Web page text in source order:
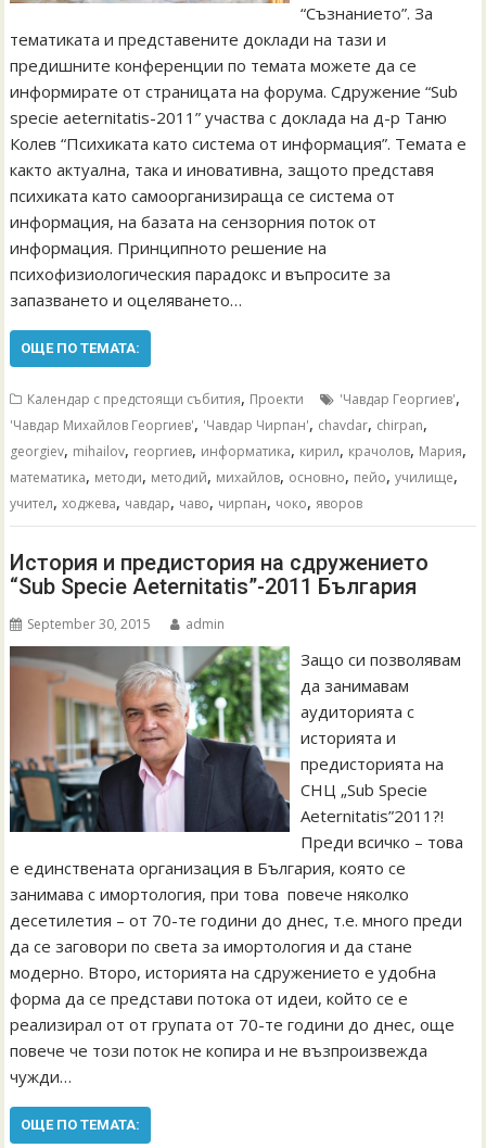
“Съзнанието”. За
тематиката и представените доклади на тази и
предишните конференции по темата можете да се
информирате от страницата на форума. Сдружение “Sub
specie aeternitatis-2011” участва с доклада на д-р Таню
Колев “Психиката като система от информация”. Темата е
както актуална, така и иновативна, защото представя
психиката като самоорганизираща се система от
информация, на базата на сензорния поток от
информация. Принципното решение на
психофизиологическия парадокс и въпросите за
запазването и оцеляването…
ОЩЕ ПО ТЕМАТА:
Календар с предстоящи събития, Проекти 'Чавдар Георгиев',
'Чавдар Михайлов Георгиев', 'Чавдар Чирпан', chavdar, chirpan,
georgiev, mihailov, георгиев, информатика, кирил, крачолов, Мария,
математика, методи, методий, михайлов, основно, пейо,училище,
учител,ходжева, чавдар, чаво, чирпан, чоко, яворов
История и предистория на сдружението
“Sub Specie Aeternitatis”-2011 България
September 30, 2015 admin
Защо си позволявам
да занимавам
аудиторията с
историята и
предисторията на
СНЦ „Sub Specie
Aeternitatis”2011?!
Преди всичко – това
е единствената организация в България, която се
занимава с имортология, при това повече няколко
десетилетия – от 70-те години до днес, т.е. много преди
да се заговори по света за имортология и да стане
модерно. Второ, историята на сдружението е удобна
форма да се представи потока от идеи, който се е
реализирал от от групата от 70-те години до днес, още
повече че този поток не копира и не възпроизвежда
чужди…
ОЩЕ ПО ТЕМАТА: